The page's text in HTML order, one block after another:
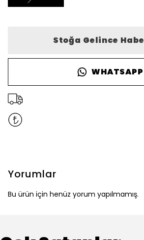
Stoğa Gelince
WHATSAPP
Yorumlar
Bu ürün için henüz yorum yapılmamış.